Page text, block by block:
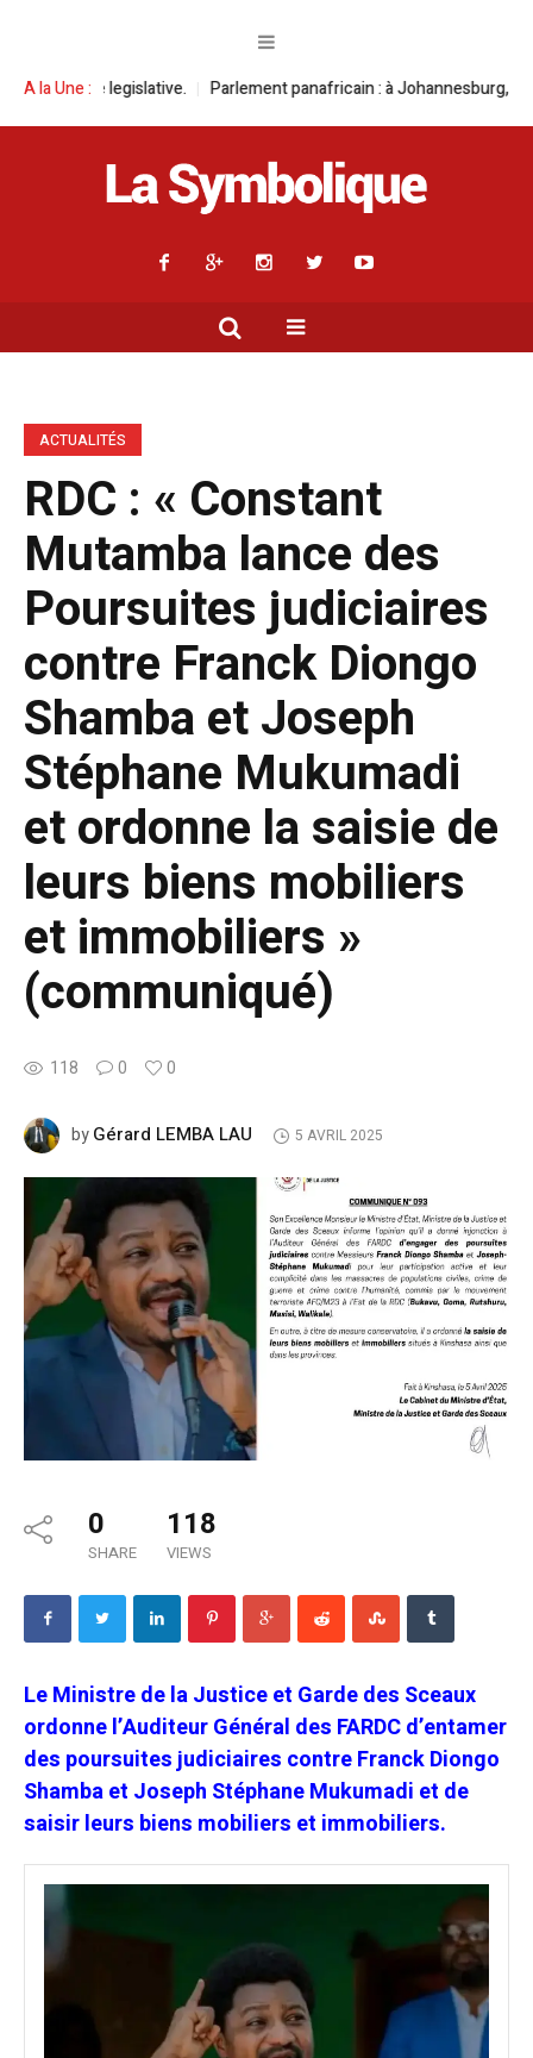
A la Une :Parlement panafricain : à Johannesburg, Aimé Boji Sangara
ACTUALITÉS
RDC : « Constant
Mutamba lance des
Poursuites judiciaires
contre Franck Diongo
Shamba et Joseph
Stéphane Mukumadi
et ordonne la saisie de
leurs biens mobiliers
et immobiliers »
(communiqué)
118 0 0
byGérard LEMBA LAU 5 AVRIL 2025
0
SHARE
118
VIEWS
Le Ministre de la Justice et Garde des Sceaux
ordonne l’Auditeur Général des FARDC d’entamer
des poursuites judiciaires contre Franck Diongo
Shamba et Joseph Stéphane Mukumadi et de
saisir leurs biens mobiliers et immobiliers.